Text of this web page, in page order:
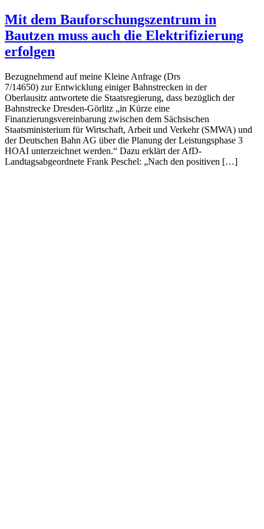
Mit dem Bauforschungszentrum in
Bautzen muss auch die Elektrifizierung
erfolgen
Bezugnehmend auf meine Kleine Anfrage (Drs
7/14650) zur Entwicklung einiger Bahnstrecken in der
Oberlausitz antwortete die Staatsregierung, dass bezüglich der
Bahnstrecke Dresden-Görlitz „in Kürze eine
Finanzierungsvereinbarung zwischen dem Sächsischen
Staatsministerium für Wirtschaft, Arbeit und Verkehr (SMWA) und
der Deutschen Bahn AG über die Planung der Leistungsphase 3
HOAI unterzeichnet werden.“ Dazu erklärt der AfD-
Landtagsabgeordnete Frank Peschel: „Nach den positiven […]